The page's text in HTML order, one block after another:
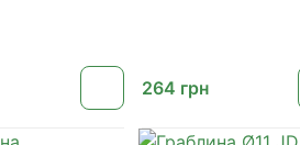
264 грн